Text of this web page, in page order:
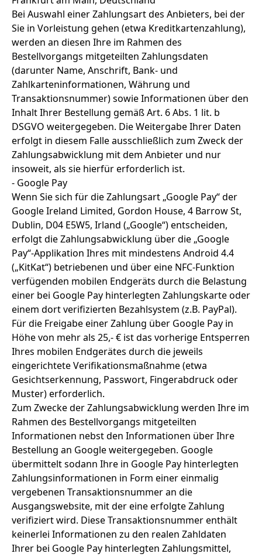
Bei Auswahl einer Zahlungsart des Anbieters, bei der
Sie in Vorleistung gehen (etwa Kreditkartenzahlung),
werden an diesen Ihre im Rahmen des
Bestellvorgangs mitgeteilten Zahlungsdaten
(darunter Name, Anschrift, Bank- und
Zahlkarteninformationen, Währung und
Transaktionsnummer) sowie Informationen über den
Inhalt Ihrer Bestellung gemäß Art. 6 Abs. 1 lit. b
DSGVO weitergegeben. Die Weitergabe Ihrer Daten
erfolgt in diesem Falle ausschließlich zum Zweck der
Zahlungsabwicklung mit dem Anbieter und nur
insoweit, als sie hierfür erforderlich ist.
- Google Pay
Wenn Sie sich für die Zahlungsart „Google Pay“ der
Google Ireland Limited, Gordon House, 4 Barrow St,
Dublin, D04 E5W5, Irland („Google“) entscheiden,
erfolgt die Zahlungsabwicklung über die „Google
Pay“-Applikation Ihres mit mindestens Android 4.4
(„KitKat“) betriebenen und über eine NFC-Funktion
verfügenden mobilen Endgeräts durch die Belastung
einer bei Google Pay hinterlegten Zahlungskarte oder
einem dort verifizierten Bezahlsystem (z.B. PayPal).
Für die Freigabe einer Zahlung über Google Pay in
Höhe von mehr als 25,- € ist das vorherige Entsperren
Ihres mobilen Endgerätes durch die jeweils
eingerichtete Verifikationsmaßnahme (etwa
Gesichtserkennung, Passwort, Fingerabdruck oder
Muster) erforderlich.
Zum Zwecke der Zahlungsabwicklung werden Ihre im
Rahmen des Bestellvorgangs mitgeteilten
Informationen nebst den Informationen über Ihre
Bestellung an Google weitergegeben. Google
übermittelt sodann Ihre in Google Pay hinterlegten
Zahlungsinformationen in Form einer einmalig
vergebenen Transaktionsnummer an die
Ausgangswebsite, mit der eine erfolgte Zahlung
verifiziert wird. Diese Transaktionsnummer enthält
keinerlei Informationen zu den realen Zahldaten
Ihrer bei Google Pay hinterlegten Zahlungsmittel,